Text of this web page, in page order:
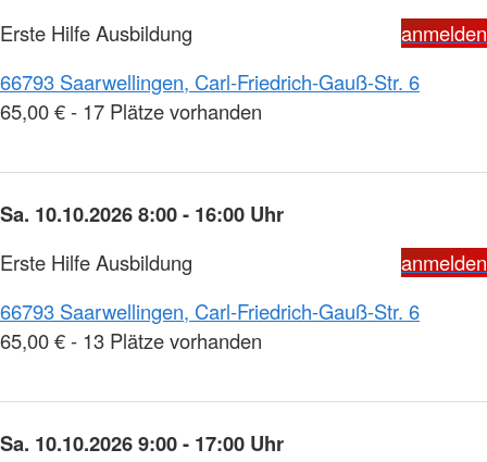
Erste Hilfe Ausbildung
anmelden
66793 Saarwellingen, Carl-Friedrich-Gauß-Str. 6
65,00 € - 17 Plätze vorhanden
Sa. 10.10.2026 8:00 - 16:00 Uhr
Erste Hilfe Ausbildung
anmelden
66793 Saarwellingen, Carl-Friedrich-Gauß-Str. 6
65,00 € - 13 Plätze vorhanden
Sa. 10.10.2026 9:00 - 17:00 Uhr